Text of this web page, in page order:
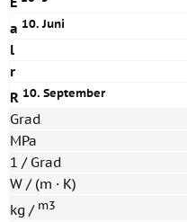
a 10. Juni
l
r
R 10. September
Grad
MPa
1 / Grad
W / (m · K)
kg / m3